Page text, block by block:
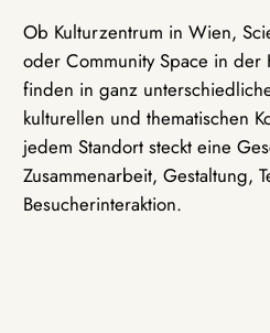
Ob Kulturzentrum in Wien,
oder Community Space in der
finden in ganz
kulturellen und thematischen
jedem Standort steckt eine
Zusammenarbeit, Gestaltung,
Besucherinteraktion.